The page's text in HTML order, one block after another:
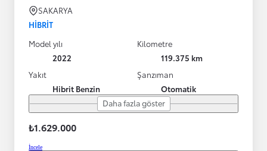
SAKARYA
HIBRIT
Model yılı
2022
Kilometre
119.375 km
Yakıt
Hibrit Benzin
Şanzıman
Otomatik
Daha fazla göster
₺1.629.000
İncele